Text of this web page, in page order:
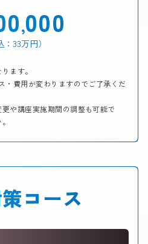
,000
：33万円）
ます。
・費用が変わりますのでご了承くだ
や講座実施期間の調整も可能で
コース